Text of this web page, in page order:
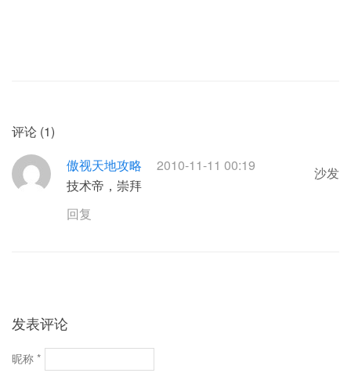
评论 (1)
沙发
傲视天地攻略
2010-11-11 00:19
技术帝，崇拜
回复
发表评论
昵称 *